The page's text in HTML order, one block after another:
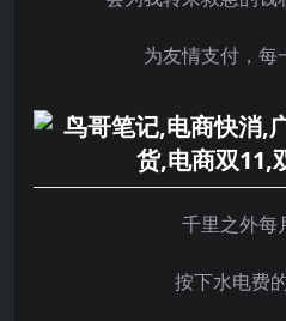
为友情支付，每
千里之外每
按下水电费